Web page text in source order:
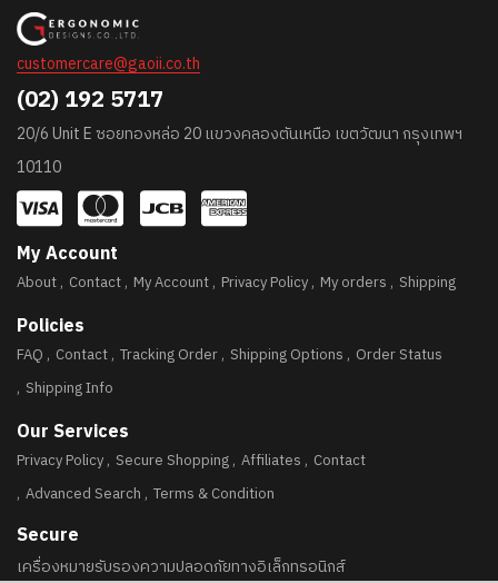
customercare@gaoii.co.th
(02) 192 5717
20/6 Unit E ซอยทองหล่อ 20 แขวงคลองตันเหนือ เขตวัฒนา กรุงเทพฯ
10110
My Account
About Contact My Account Privacy Policy My orders Shipping
Policies
FAQ Contact Tracking Order Shipping Options Order Status
Shipping Info
Our Services
Privacy Policy Secure Shopping Affiliates Contact
Advanced Search Terms & Condition
Secure
เครื่องหมายรับรองความปลอดภัยทางอิเล็กทรอนิกส์